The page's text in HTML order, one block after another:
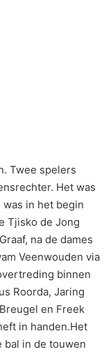
Twee spelers
Het was
in het begin
Tjisko de Jong
na de dames
Veenwouden via
binnen
Roorda, Jaring
en Freek
in handen.Het
bal in de touwen